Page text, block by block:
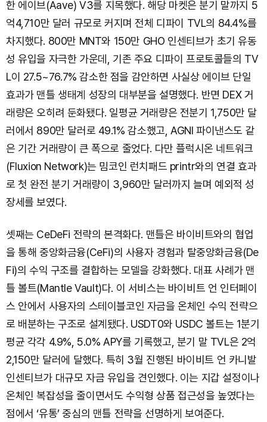
한 에이브(Aave) V3를 지목했다. 해당 마켓은 분기 말까지 5
억4,710만 달러 규모로 커지며 전체 디파이 TVL의 84.4%를
차지했다. 800만 MNT와 150만 GHO 인센티브가 초기 유동
성 유입을 자극한 가운데, 기존 주요 디파이 프로토콜들의 TV
L이 27.5~76.7% 감소한 점을 감안하면 사실상 에이브 단일
효과가 맨틀 생태계 성장의 대부분을 설명했다. 반면 DEX 거
래량은 오히려 둔화됐다. 일평균 거래량은 전분기 1,750만 달
러에서 890만 달러로 49.1% 감소했고, AGNI 파이낸스도 같
은 기간 거래량이 큰 폭으로 줄었다. 다만 플럭시온 네트워크
(Fluxion Network)는 밈코인 런치패드 printr와의 연결 효과
로 첫 완전 분기 거래량이 3,960만 달러까지 늘며 예외적 성
장세를 보였다.
셋째는 CeDeFi 전략의 본격화다. 맨틀은 바이비트와의 협업
을 통해 중앙화금융(CeFi)의 사용자 경험과 탈중앙화금융(De
Fi)의 수익 구조를 결합하는 모델을 강화했다. 대표 사례가 맨
틀 볼트(Mantle Vault)다. 이 서비스는 바이비트 언 인터페이
스 안에서 사용자의 스테이블코인 자금을 온체인 수익 전략으
로 배분하는 구조로 설계됐다. USDT0와 USDC 볼트는 1분기
평균 각각 4.9%, 5.0% APY를 기록했고, 분기 말 TVL은 2억
2,150만 달러에 달했다. 특히 3월 진행된 바이비트 언 카니발
인센티브가 대규모 자금 유입을 견인했다. 이는 지갑 설정이나
온체인 복잡성을 줄이면서도 수익형 상품 접근성을 높였다는
점에서 ‘유통’ 중심의 맨틀 전략을 선명하게 보여준다.